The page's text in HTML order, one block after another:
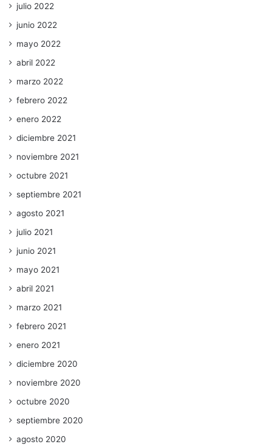
julio 2022
junio 2022
mayo 2022
abril 2022
marzo 2022
febrero 2022
enero 2022
diciembre 2021
noviembre 2021
octubre 2021
septiembre 2021
agosto 2021
julio 2021
junio 2021
mayo 2021
abril 2021
marzo 2021
febrero 2021
enero 2021
diciembre 2020
noviembre 2020
octubre 2020
septiembre 2020
agosto 2020